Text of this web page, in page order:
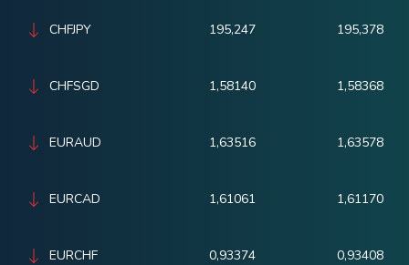
CHFJPY 195,247 195,378
CHFSGD 1,58140 1,58368
EURAUD 1,63516 1,63578
EURCAD 1,61061 1,61170
EURCHF 0,93374 0,93408